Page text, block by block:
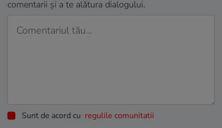
comentarii și a te alătura dialogului.
Sunt de acord cu regulile comunitatii